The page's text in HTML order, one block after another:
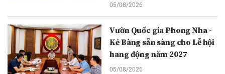
05/08/2026
Vườn Quốc gia Phong Nha -
Kẻ Bàng sẵn sàng cho Lễ hội
hang động năm 2027
05/08/2026